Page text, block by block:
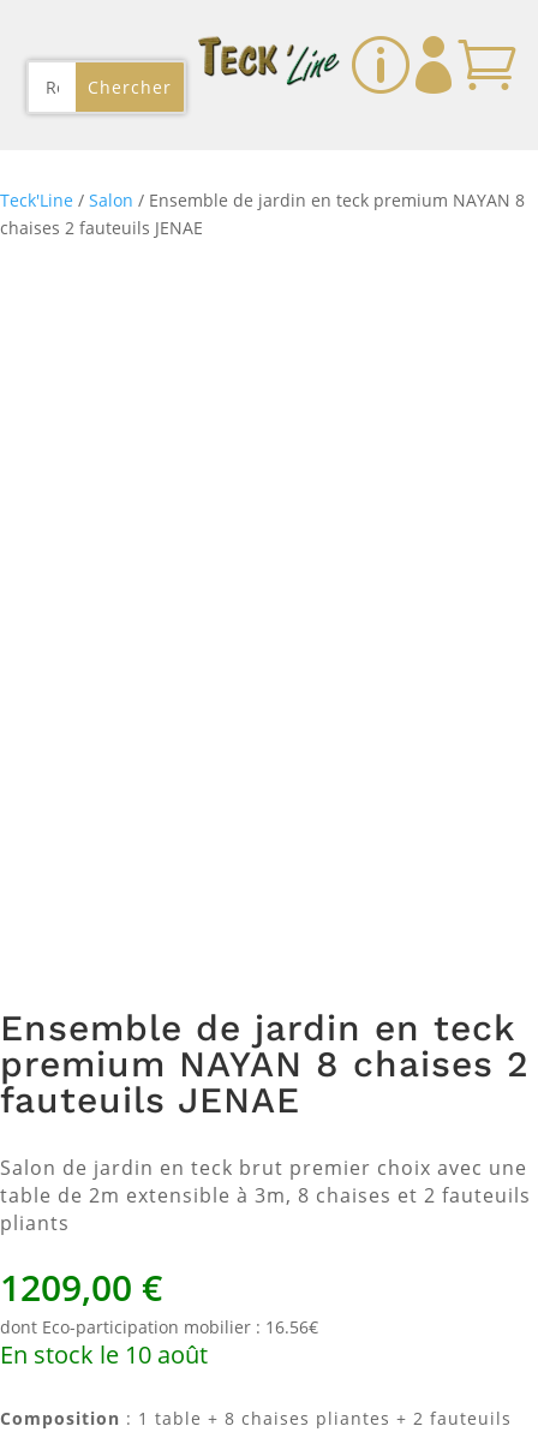
p 
Teck'Line / Salon / Ensemble de jardin en teck premium NAYAN 8
chaises 2 fauteuils JENAE
Ensemble de jardin en teck
premium NAYAN 8 chaises 2
fauteuils JENAE
Salon de jardin en teck brut premier choix avec une
table de 2m extensible à 3m, 8 chaises et 2 fauteuils
pliants
1209,00 €
dont Eco-participation mobilier : 16.56€
En stock le 10 août
Composition : 1 table + 8 chaises pliantes + 2 fauteuils